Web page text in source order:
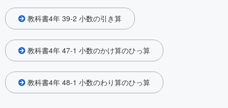
教科書4年 39-2 小数の引き算
教科書4年 47-1 小数のかけ算のひっ算
教科書4年 48-1 小数のわり算のひっ算